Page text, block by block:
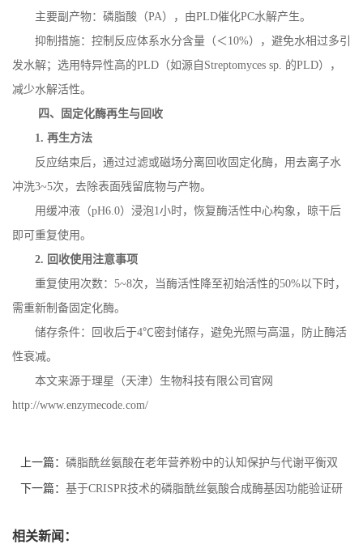
主要副产物：磷脂酸（PA），由PLD催化PC水解产生。
抑制措施：控制反应体系水分含量（＜10%），避免水相过多引
发水解；选用特异性高的PLD （如源自 Streptomyces sp. 的PLD），
减少水解活性。
四、固定化酶再生与回收
1.再生方法
反应结束后，通过过滤或磁场分离回收固定化酶，用去离子水
冲洗3~5次，去除表面残留底物与产物。
用缓冲液（pH6.0）浸泡1小时，恢复酶活性中心构象，晾干后
即可重复使用。
2. 回收使用注意事项
重复使用次数： 5~8次，当酶活性降至初始活性的50%以下时，
需重新制备固定化酶。
储存条件：回收后于4℃密封储存，避免光照与高温，防止酶活
性衰减。
本文来源于理星（天津）生物科技有限公司官网
http://www.enzymecode.com/
上一篇： 磷脂酰丝氨酸在老年营养粉中的认知保护与代谢平衡双
重作用
下一篇： 基于CRISPR技术的磷脂酰丝氨酸合成酶基因功能验证研
相关新闻：